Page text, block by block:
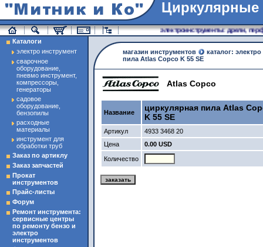
электроинструменты: дрели,
магазин инструменты
магазин инструментов
каталог:
пила Atlas Copco K 55 SE
Atlas Copco
Название
циркулярная пила Atlas
K 55 SE
Артикул
4933 3468 20
Цена
0.00 USD
Количество
Каталоги
электро инструмент
сварочное
оборудование,
пневмо инструмент,
компрессоры,
генераторы
садовое
оборудование,
бензопилы
расходные
материалы
инструмент для
обработки труб
Заказ по артиклу
Заказ запчастей
Прокат
инструментов
Прайс-листы
Форум
Ремонт инструмента:
сервисные центры
по ремонту бензо и
электро
инструментов